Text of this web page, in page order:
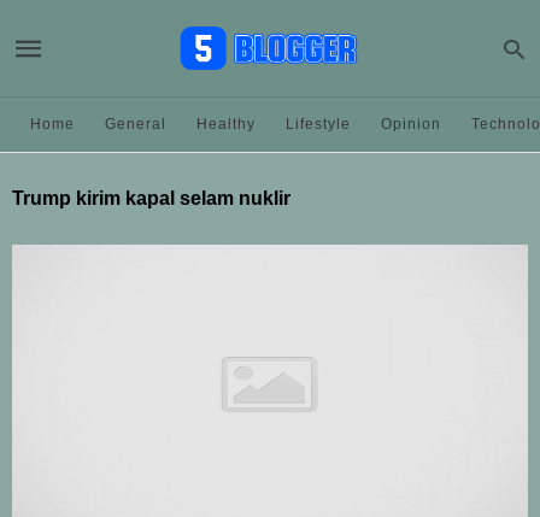
Home General Healthy Lifestyle Opinion
Trump kirim kapal selam nuklir